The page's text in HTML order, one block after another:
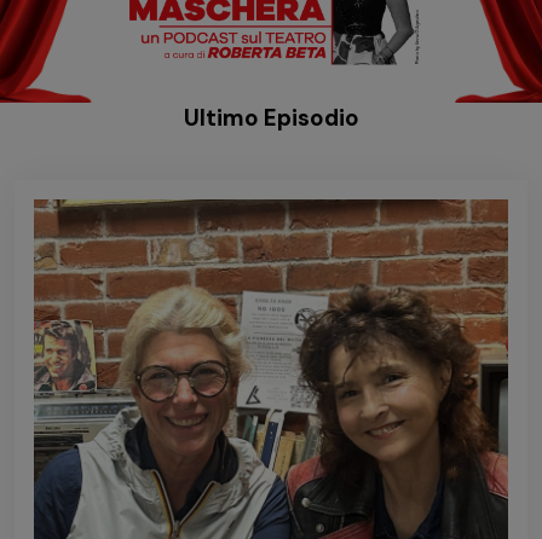
Ultimo Episodio